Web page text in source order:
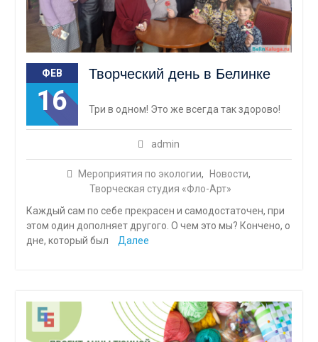
ФЕВ
16
Творческий день в Белинке
admin
Мероприятия по экологии, Новости,
Творческая студия «Фло-Арт»
Три в одном! Это же всегда так здорово!
Каждый сам по себе прекрасен и самодостаточен, при
этом один дополняет другого. О чем это мы? Кончено, о
дне, который был
Далее